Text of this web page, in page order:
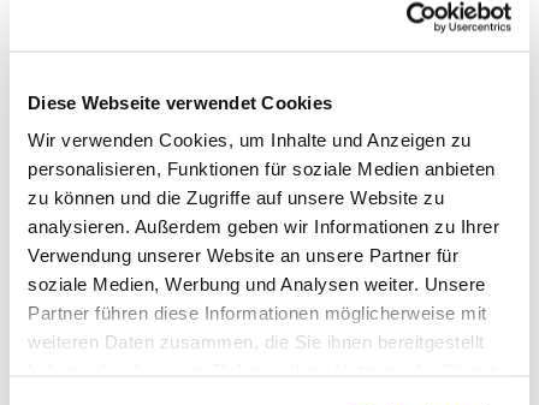
Diese Webseite verwendet Cookies
Wir verwenden Cookies, um Inhalte und Anzeigen zu
personalisieren, Funktionen für soziale Medien anbieten
zu können und die Zugriffe auf unsere Website zu
analysieren. Außerdem geben wir Informationen zu Ihrer
Verwendung unserer Website an unsere Partner für
soziale Medien, Werbung und Analysen weiter. Unsere
Partner führen diese Informationen möglicherweise mit
weiteren Daten zusammen, die Sie ihnen bereitgestellt
Jeder der in Anleihen investiert ist, sollte daher seine
Was sind die Restlaufzeiten? Werde ich vorzeitig die
Staatsanleihen als sichere Anlage gelten, haben sie in
Zeiten möglicher steigender Zinsen ein hohes Kursrisiko
UnserA.IX Faktor Fondshält derzeit (November
2016) keine Anleihen sondern fokussiert auf Aktien.
Der kleine Teil von ca. 6% sicherer Anlage ist im
Geldmarkt investiert. Dieser reagiert bei weiten nicht